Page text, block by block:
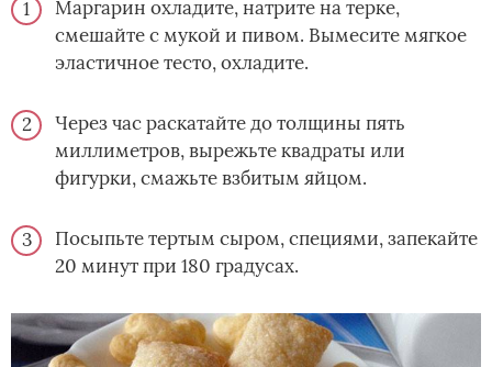
Маргарин охладите, натрите на терке,
смешайте с мукой и пивом. Вымесите мягкое
эластичное тесто, охладите.
Через час раскатайте до толщины пять
миллиметров, вырежьте квадраты или
фигурки, смажьте взбитым яйцом.
Посыпьте тертым сыром, специями, запекайте
20 минут при 180 градусах.